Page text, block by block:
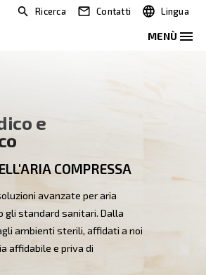
Ricerca Contatti
DELL'ARIA COMPRESSA
e
soluzioni avanzate per aria
gli standard sanitari. Dalla